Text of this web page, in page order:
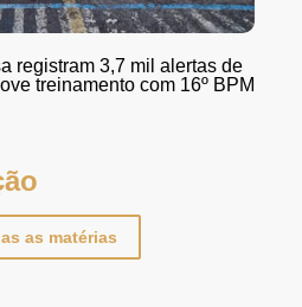
registram 3,7 mil alertas de
treinamento com 16º BPM
as matérias